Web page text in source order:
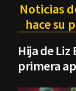
Noticias
hace su
Hija de Liz
primera